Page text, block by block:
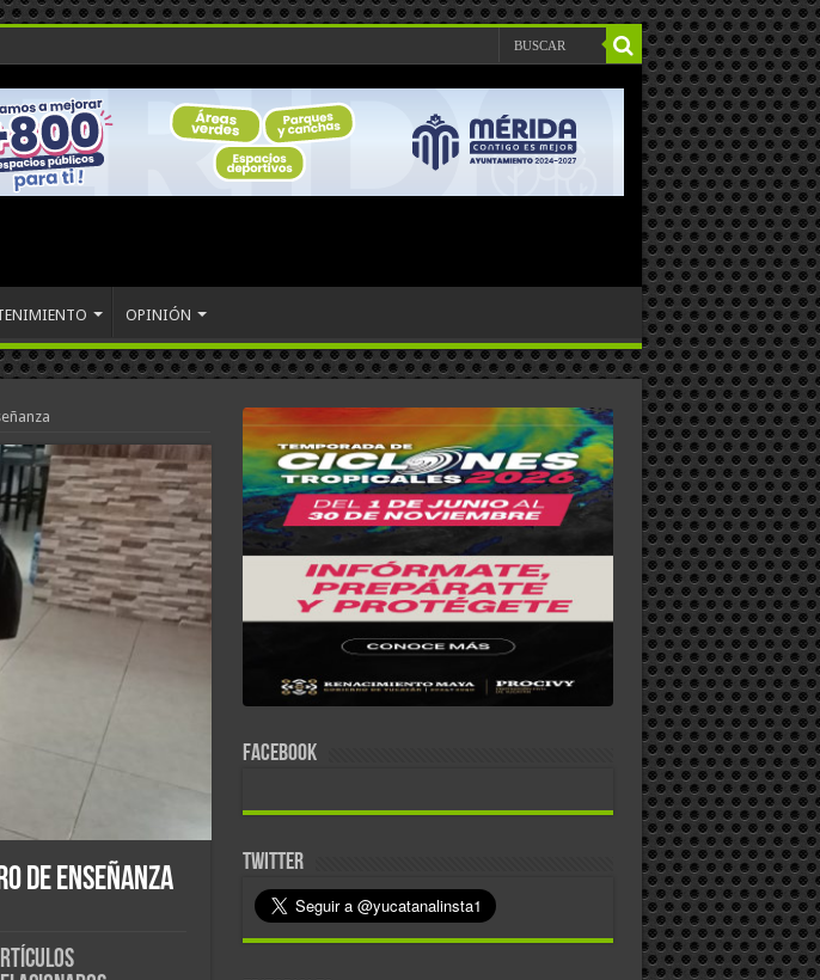
OPINIÓN
de enseñanza
FACEBOOK
TWITTER